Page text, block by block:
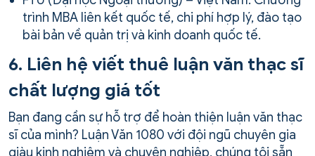
trình MBA liên kết quốc tế, chi phí hợp lý, đào tạo
bài bản về quản trị và kinh doanh quốc tế.
6. Liên hệ viết thuê luận văn thạc sĩ
chất lượng giá tốt
Bạn đang cần sự hỗ trợ để hoàn thiện luận văn thạc
sĩ của mình? Luận Văn 1080 với đội ngũ chuyên gia
giàu kinh nghiệm và chuyên nghiệp, chúng tôi sẵn